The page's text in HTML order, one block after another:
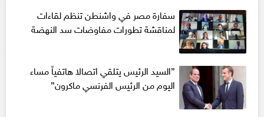
سفارة مصر في واشنطن تنظم لقاءات
لمناقشة تطورات مفاوضات سد النهضة
”السيد الرئيس يتلقي اتصالا هاتفياً مساء
اليوم من الرئيس الفرنسي ماكرون”